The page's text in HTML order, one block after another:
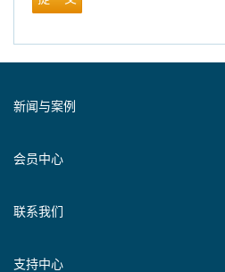
新闻与案例
会员中心
联系我们
支持中心